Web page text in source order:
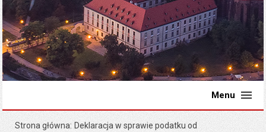
Menu
Strona główna Deklaracja w sprawie podatku od